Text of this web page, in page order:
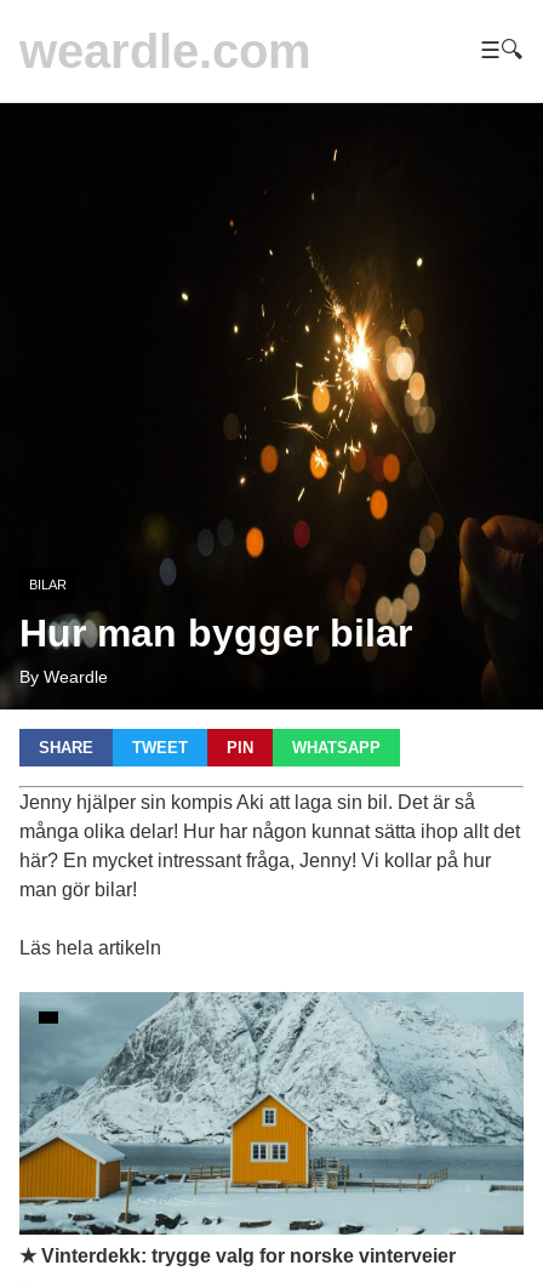
weardle.com ☰🔍
BILAR
Hur man bygger bilar
By Weardle
SHARE TWEET PIN WHATSAPP
Jenny hjälper sin kompis Aki att laga sin bil. Det är så
många olika delar! Hur har någon kunnat sätta ihop allt det
här? En mycket intressant fråga, Jenny! Vi kollar på hur
man gör bilar!
Läs hela artikeln
★ Vinterdekk: trygge valg for norske vinterveier